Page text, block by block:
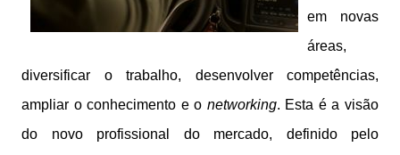
em novas
áreas,
diversificar o trabalho, desenvolver competências,
ampliar o conhecimento e o networking. Esta é a visão
do novo profissional do mercado, definido pelo